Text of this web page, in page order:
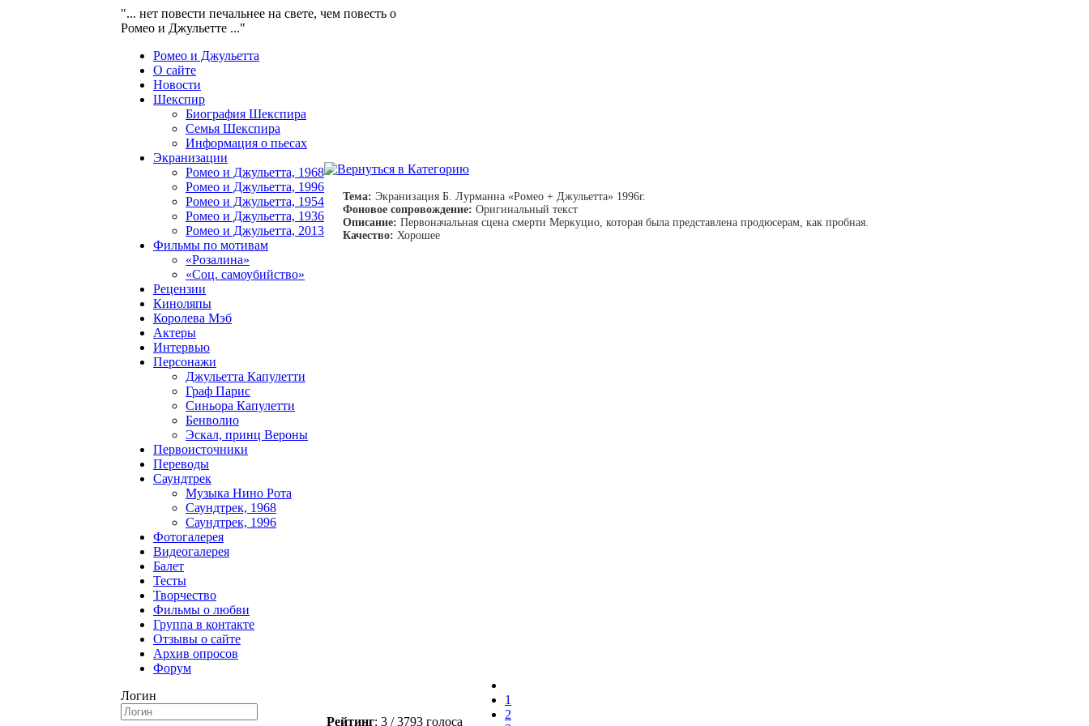
"... нет повести печальнее на свете, чем повесть о
Ромео и Джульетте ..."
Ромео и Джульетта
О сайте
Новости
Шекспир
Биография Шекспира
Семья Шекспира
Информация о пьесах
Экранизации
Ромео и Джульетта, 1968
Ромео и Джульетта, 1996
Ромео и Джульетта, 1954
Ромео и Джульетта, 1936
Ромео и Джульетта, 2013
Фильмы по мотивам
«Розалина»
«Соц. самоубийство»
Рецензии
Киноляпы
Королева Мэб
Актеры
Интервью
Персонажи
Джульетта Капулетти
Граф Парис
Синьора Капулетти
Бенволио
Эскал, принц Вероны
Первоисточники
Переводы
Саундтрек
Музыка Нино Рота
Саундтрек, 1968
Саундтрек, 1996
Фотогалерея
Видеогалерея
Балет
Тесты
Творчество
Фильмы о любви
Группа в контакте
Отзывы о сайте
Архив опросов
Форум
Логин
Тема: Экранизация Б. Лурманна «Ромео + Джульетта» 1996г.
Фоновое сопровождение: Оригинальный текст
Описание: Первоначальная сцена смерти Меркуцио, которая была представлена продюсерам, как пробная.
Качество: Хорошее
Рейтинг: 3 / 3793 голоса
1
2